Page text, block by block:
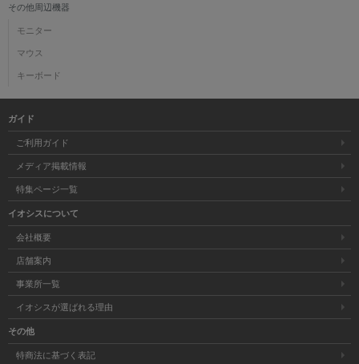
その他周辺機器
モニター
マウス
キーボード
ガイド
ご利用ガイド
メディア掲載情報
特集ページ一覧
イオシスについて
会社概要
店舗案内
事業所一覧
イオシスが選ばれる理由
その他
特商法に基づく表記